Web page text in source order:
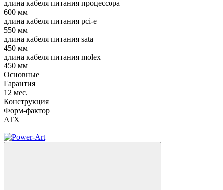
длина кабеля питания процессора
600 мм
длина кабеля питания pci-e
550 мм
длина кабеля питания sata
450 мм
длина кабеля питания molex
450 мм
Основные
Гарантия
12 мес.
Конструкция
Форм-фактор
ATX